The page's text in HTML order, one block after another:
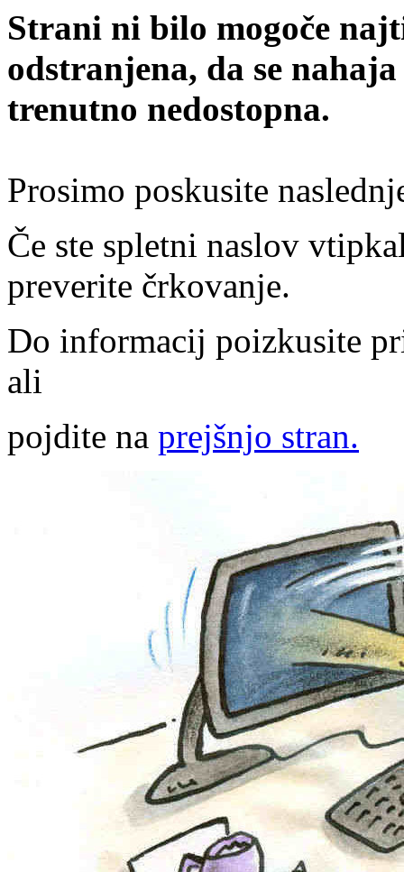
Strani ni bilo mogoče
odstranjena, da se
trenutno nedostopna.
Prosimo poskusite
Če ste spletni naslov
preverite črkovanje.
Do informacij poizkusite
ali
pojdite na prejšnjo stran.